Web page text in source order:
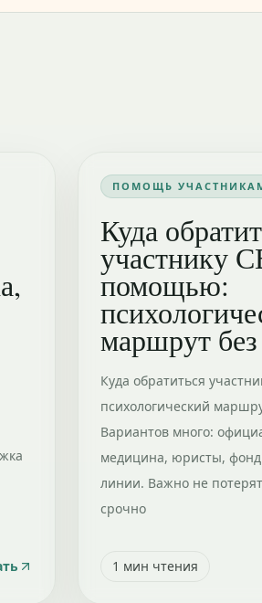
ПОМОЩЬ
Куда
участнику
помощью:
маршрут
Куда обратиться
психологический
Вариантов много:
медицина, юристы,
линии. Важно не
срочно
1 мин чтения